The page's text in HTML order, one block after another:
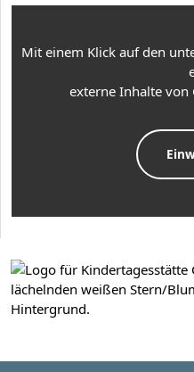
Mit einem Klick auf den
externe Inhalte von